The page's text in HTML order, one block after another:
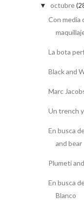
▼ octubre
Con media
La bota
Black and
Marc
Un trench
En busca
and bear
Plumeti
En busca
Blanco